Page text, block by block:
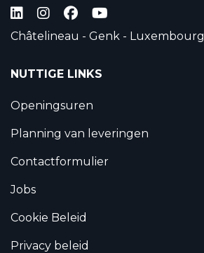
Châtelineau - Genk - Luxembourg
NUTTIGE LINKS
Openingsuren
Planning van leveringen
Contactformulier
Jobs
Cookie Beleid
Privacy beleid